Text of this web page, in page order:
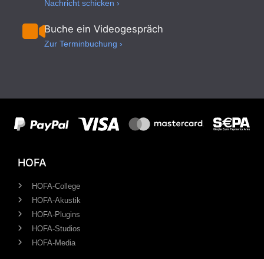
Nachricht schicken ›
Buche ein Videogespräch
Zur Terminbuchung ›
HOFA
HOFA-College
HOFA-Akustik
HOFA-Plugins
HOFA-Studios
HOFA-Media